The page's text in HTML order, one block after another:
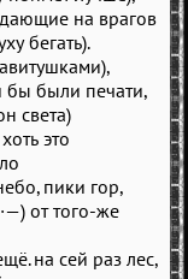
на врагов
бегать).
бы были печати,
света)
хоть это
пики гор,
от того-же
на сей раз лес,